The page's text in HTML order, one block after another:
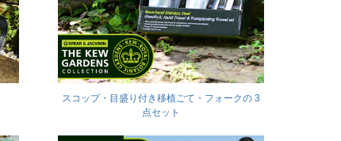
スコップ・目盛り付き移植ごて・フォークの 3
点セット